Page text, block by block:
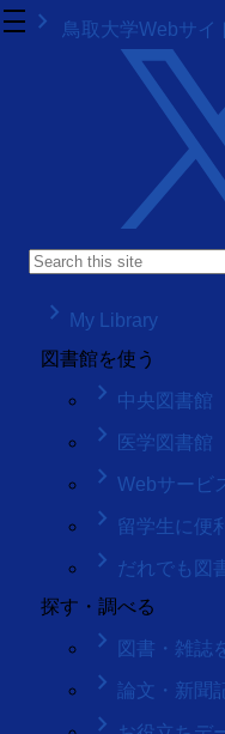
density_medium keyboard_arrow_right 鳥取大学Webサイ
keyboard_arrow_right
My Library
図書館を使う
keyboard_arrow_right 中央図書館
keyboard_arrow_right 医学図書館
keyboard_arrow_right Webサービ
keyboard_arrow_right 留学生に便
keyboard_arrow_right だれでも図
探す・調べる
keyboard_arrow_right 図書・雑誌
keyboard_arrow_right 論文・新聞
keyboard_arrow_right